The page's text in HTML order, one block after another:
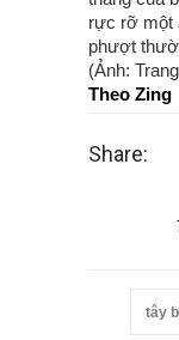
rực rỡ một
phượt
(Ảnh:
Theo Zing
Share:
tây